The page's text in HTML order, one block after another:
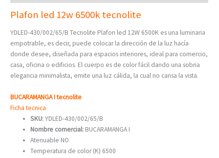
Plafon led 12w 6500k tecnolite
YDLED-430/002/65/B Tecnolite Plafon led 12W 6500K es una luminaria
empotrable, es decir, puede colocar la dirección de la luz hacía
donde desee, diseñada para espacios interiores, ideal para comercio,
casa, oficina o edificios. El cuerpo es de color fácil dando una sobria
elegancia minimalista, emite una luz cálida, la cual no cansa la vista.
BUCARAMANGA I tecnolite
Ficha tecnica
SKU:YDLED-430/002/65/B
Nombre comercial: BUCARAMANGA I
Atenuable NO
Temperatura de color (K) 6500